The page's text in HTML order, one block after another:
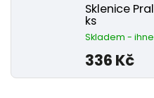
Sklenice
ks
Skladem -
336 Kč